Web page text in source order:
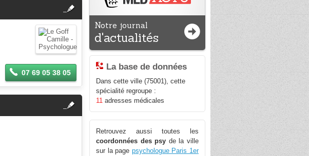
fermer
Se
connecter
07 69 05 38 05
fermer
Notre journal
d'actualités
La base de données
Dans cette ville (75001), cette
spécialité regroupe :
11 adresses médicales
Retrouvez aussi toutes les
coordonnées des psy de la ville
sur la page psychologue Paris 1er